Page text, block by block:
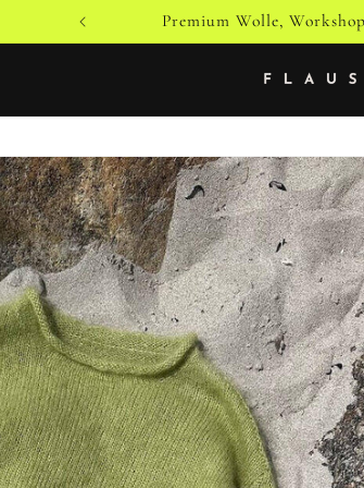
Versandkostenfrei ab 79 €